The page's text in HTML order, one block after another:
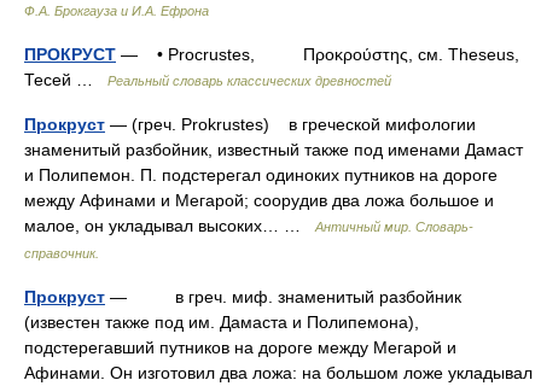
Ф.А. Брокгауза и И.А. Ефрона
ПРОКРУСТ — • Procrustes, Προκρούστης, см. Theseus,
Тесей …
Реальный словарь классических древностей
Прокруст — (греч. Prokrustes) в греческой мифологии
знаменитый разбойник, известный также под именами Дамаст
и Полипемон. П. подстерегал одиноких путников на дороге
между Афинами и Мегарой; соорудив два ложа большое и
малое, он укладывал высоких… …
Античный мир. Словарь-
справочник.
Прокруст — в греч. миф. знаменитый разбойник
(известен также под им. Дамаста и Полипемона),
подстерегавший путников на дороге между Мегарой и
Афинами. Он изготовил два ложа: на большом ложе укладывал